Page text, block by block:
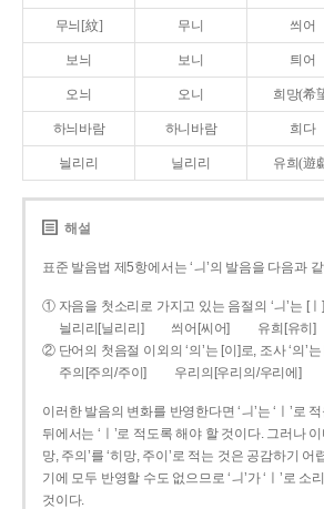
무늬[紋] 무니 씌어
보늬 보니 틔어
오늬 오니 희망(希
하늬바람 하니바람 희다
늴리리 닐리리 유희(遊
해설
표준 발음법 제5항에서는 ‘ㅢ’의 발음을 다음과
① 자음을 첫소리로 가지고 있는 음절의 ‘ㅢ’는 [
늴리리[닐리리]
씌어[씨어]
유희[유히]
② 단어의 첫음절 이외의 ‘의’는 [이]로, 조사 ‘의’
주의[주의/주이]
우리의[우리의/우리에]
이러한 발음의 변화를 반영한다면 ‘ㅢ’는 ‘ㅣ’로
뒤에서는 ‘ㅣ’로 적도록 해야 할 것이다. 그러나
망, 주의’를 ‘히망, 주이’로 적는 것은 공감하기
기에 모두 반영할 수도 없으므로 ‘ㅢ’가 ‘ㅣ’로 소
것이다.